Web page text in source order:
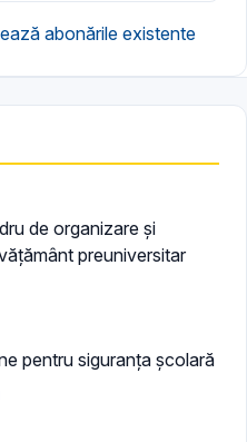
abonările existente
de organizare și
preuniversitar
pentru siguranța școlară